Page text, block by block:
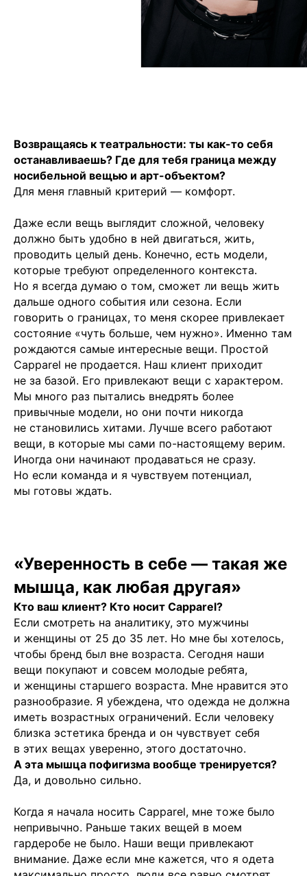
Возвращаясь к театральности: ты как-то себя
останавливаешь? Где для тебя граница между
носибельной вещью и арт-объектом?
Для меня главный критерий — комфорт.
Даже если вещь выглядит сложной, человеку
должно быть удобно в ней двигаться, жить,
проводить целый день. Конечно, есть модели,
которые требуют определенного контекста.
Но я всегда думаю о том, сможет ли вещь жить
дальше одного события или сезона. Если
говорить о границах, то меня скорее привлекает
состояние «чуть больше, чем нужно». Именно там
рождаются самые интересные вещи. Простой
Capparel не продается. Наш клиент приходит
не за базой. Его привлекают вещи с характером.
Мы много раз пытались внедрять более
привычные модели, но они почти никогда
не становились хитами. Лучше всего работают
вещи, в которые мы сами по-настоящему верим.
Иногда они начинают продаваться не сразу.
Но если команда и я чувствуем потенциал,
мы готовы ждать.
«Уверенность в себе — такая же
мышца, как любая другая»
Кто ваш клиент? Кто носит Capparel?
Если смотреть на аналитику, это мужчины
и женщины от 25 до 35 лет. Но мне бы хотелось,
чтобы бренд был вне возраста. Сегодня наши
вещи покупают и совсем молодые ребята,
и женщины старшего возраста. Мне нравится это
разнообразие. Я убеждена, что одежда не должна
иметь возрастных ограничений. Если человеку
близка эстетика бренда и он чувствует себя
в этих вещах уверенно, этого достаточно.
А эта мышца пофигизма вообще тренируется?
Да, и довольно сильно.
Когда я начала носить Capparel, мне тоже было
непривычно. Раньше таких вещей в моем
гардеробе не было. Наши вещи привлекают
внимание. Даже если мне кажется, что я одета